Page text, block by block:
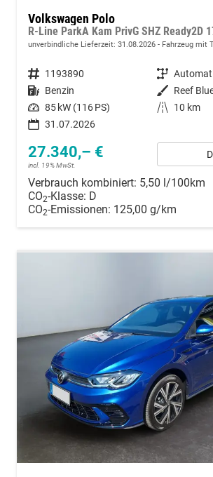
Volkswagen Polo
R-Line ParkA Kam PrivG SHZ Ready2D
unverbindliche Lieferzeit: 31.08.2026 Fahrzeug mit
Fahrzeugnummer 1193890 Getriebe
Kraftstoff Benzin Außenfarbe Reef
Leistung 85 kW (116 PS) Kilometerstand
10 km
31.07.2026
27.340,– €
incl. 19% MwSt.
Verbrauch kombiniert: 5,50 l/100km
CO2-Klasse: D
CO2-Emissionen: 125,00 g/km